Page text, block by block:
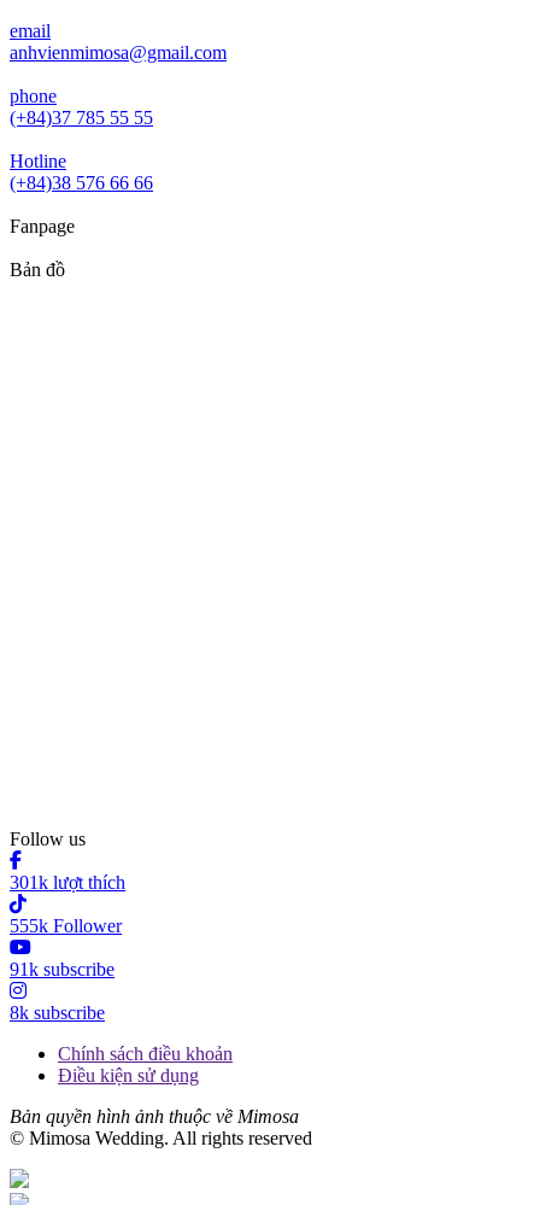
email
anhvienmimosa@gmail.com
phone
(+84)37 785 55 55
Hotline
(+84)38 576 66 66
Fanpage
Bản đồ
Follow us
301k lượt thích
555k Follower
91k subscribe
8k subscribe
Chính sách điều khoản
Điều kiện sử dụng
Bản quyền hình ảnh thuộc về Mimosa
© Mimosa Wedding. All rights reserved